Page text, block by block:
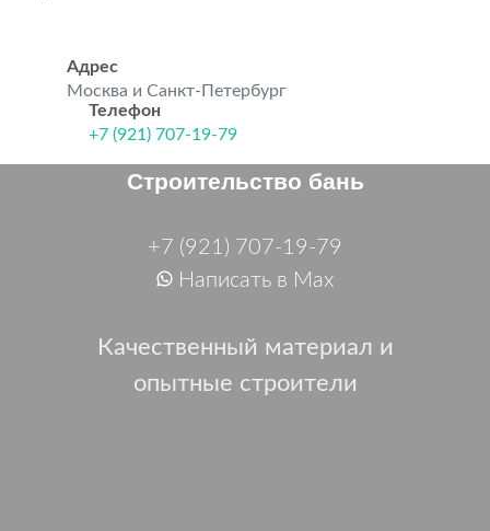
Адрес
Москва и Санкт-Петербург
Телефон
+7 (921) 707-19-79
Строительство бань
+7 (921) 707-19-79
Написать в Max
Качественный материал и
опытные строители